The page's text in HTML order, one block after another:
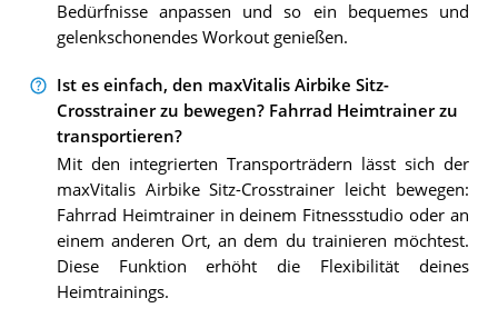
Bedürfnisse anpassen und so ein bequemes und
gelenkschonendes Workout genießen.
Ist es einfach, den maxVitalis Airbike Sitz-
Crosstrainer zu bewegen? Fahrrad Heimtrainer zu
transportieren?
Mit den integrierten Transporträdern lässt sich der
maxVitalis Airbike Sitz-Crosstrainer leicht bewegen:
Fahrrad Heimtrainer in deinem Fitnessstudio oder an
einem anderen Ort, an dem du trainieren möchtest.
Diese Funktion erhöht die Flexibilität deines
Heimtrainings.